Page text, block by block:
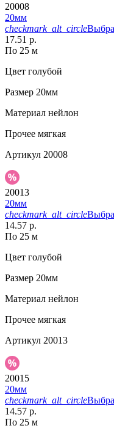
20008
20мм
checkmark_alt_circle
17.51 р.
По 25 м
Цвет голубой
Размер 20мм
Материал нейлон
Прочее мягкая
Артикул 20008
20013
20мм
checkmark_alt_circle
14.57 р.
По 25 м
Цвет голубой
Размер 20мм
Материал нейлон
Прочее мягкая
Артикул 20013
20015
20мм
checkmark_alt_circle
14.57 р.
По 25 м